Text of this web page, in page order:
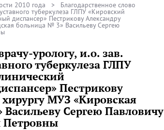
2010 года > Благодарственное слово
туберкулеза ГЛПУ «Кировский
диспансер» Пестрикову Александру
больница № 3» Васильеву Сергею
урологу, и.о. зав.
туберкулеза ГЛПУ
Пестрикову
МУЗ «Кировская
Сергею Павловичу
Петровны